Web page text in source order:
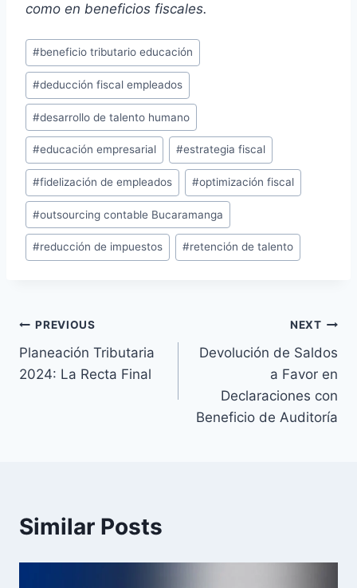
como en beneficios fiscales.
Post
Tags:
#beneficio tributario educación
#deducción fiscal empleados
#desarrollo de talento humano
#educación empresarial #estrategia fiscal
#fidelización de empleados #optimización fiscal
#outsourcing contable Bucaramanga
#reducción de impuestos #retención de talento
Post
navigation
PREVIOUS
Planeación Tributaria
2024: La Recta Final
NEXT
Devolución de Saldos
a Favor en
Declaraciones con
Beneficio de Auditoría
Similar Posts